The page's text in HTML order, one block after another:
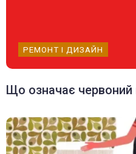
РЕМОНТ І ДИЗАЙН
Що означає червоний